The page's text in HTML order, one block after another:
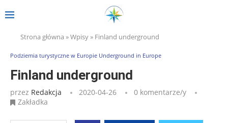
Strona główna »Wpisy» Finland underground
Podziemia turystyczne w Europie Underground in Europe
Finland underground
przez Redakcja 2020-04-26
0 komentarze/y
Zakładka